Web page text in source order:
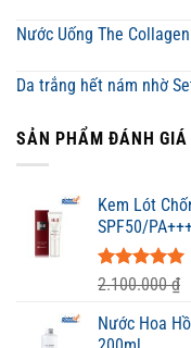
Nước Uống The
Da trắng hết nám nhờ
SẢN PHẨM ĐÁNH GIÁ
Kem Lót
SPF50/
Được xếp
5 sao
2.100.000₫
Nước Hoa